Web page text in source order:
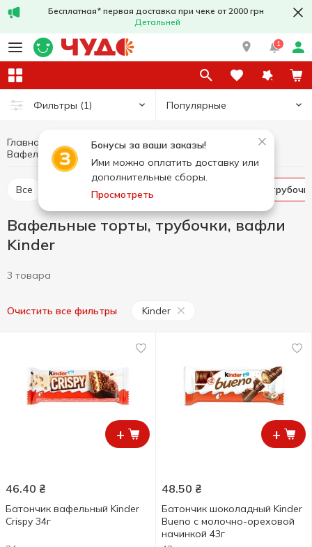
Бесплатная* первая доставка при чеке от 2000 грн
Детальней
1
Фильтры (1) Популярные
Бонусы за ваши заказы!
Ими можно оплатить доставку или
дополнительные сборы.
Просмотреть
Главная Сладости
Вафельные торты, трубочки, вафли
Все Вафельные торты,
Вафельные торты, трубочки, вафли
Kinder
3 товара
Очистить все фильтры Kinder
+
46.40 ₴
Батончик вафельный Kinder
Crispy 34г
+
48.50 ₴
Батончик шоколадный Kinder
Bueno с молочно-ореховой
начинкой 43г